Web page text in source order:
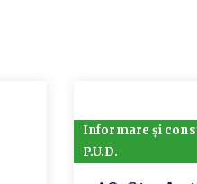
Informare și
P.U.D.